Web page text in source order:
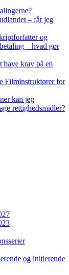
– får jeg
og
– hvad gør
have krav på en
Filminstruktører for
kan jeg
rettighedsmidler?
og initierende